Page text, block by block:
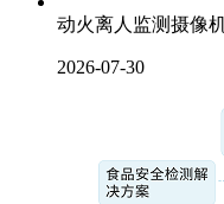
动火离人监测摄像
2026-07-30